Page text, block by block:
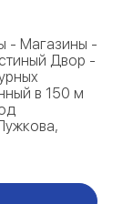
- Магазины -
Двор -
в 150 м